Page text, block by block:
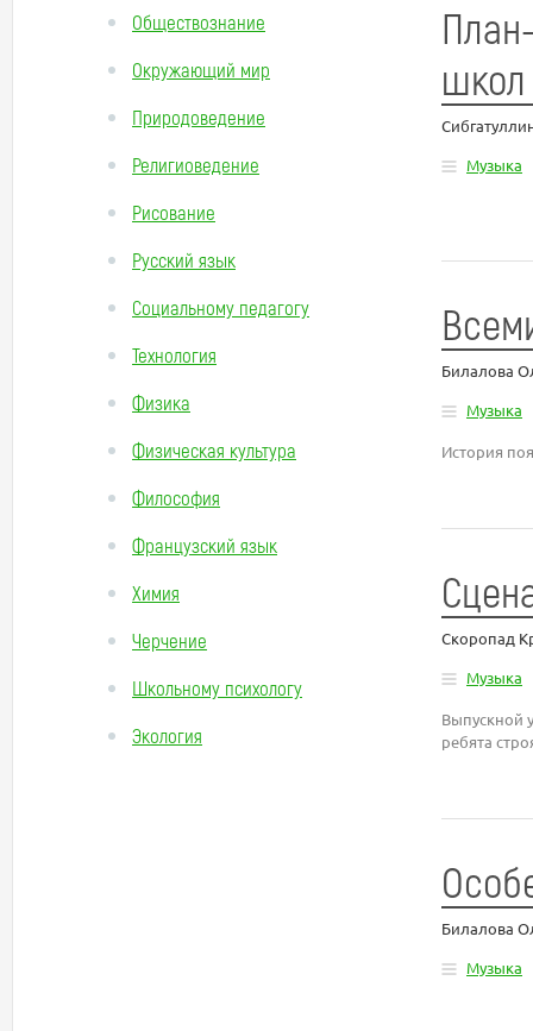
Обществознание
Окружающий мир
Природоведение
Религиоведение
Рисование
Русский язык
Социальному педагогу
Технология
Физика
Физическая культура
Философия
Французский язык
Химия
Черчение
Школьному психологу
Экология
школ
Музыка
Билалова
Музыка
История
Скоропад
Музыка
Выпускной
ребята
Билалова
Музыка